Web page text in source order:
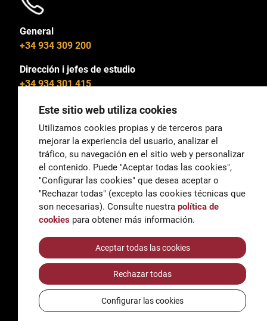
General
+34 934 309 200
Dirección i jefes de estudio
+34 934 301 415
General
correu@escoladeltreball.org
Información
informacio@escoladeltreball.org
Trámites de secretaría
AccessibilidadAviso legal y Política de Privacidad
Política de cookies
Créditos
Este sitio web utiliza cookies
Utilizamos cookies propias y de terceros para
mejorar la experiencia del usuario, analizar el
tráfico, su navegación en el sitio web y personalizar
el contenido. Puede "Aceptar todas las cookies",
"Configurar las cookies" que desea aceptar o
"Rechazar todas" (excepto las cookies técnicas que
son necesarias). Consulte nuestra política de
cookies para obtener más información.
Aceptar todas las cookies
Rechazar todas
Configurar las cookies